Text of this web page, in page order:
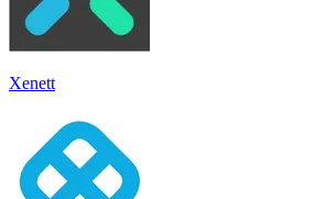
Xenett